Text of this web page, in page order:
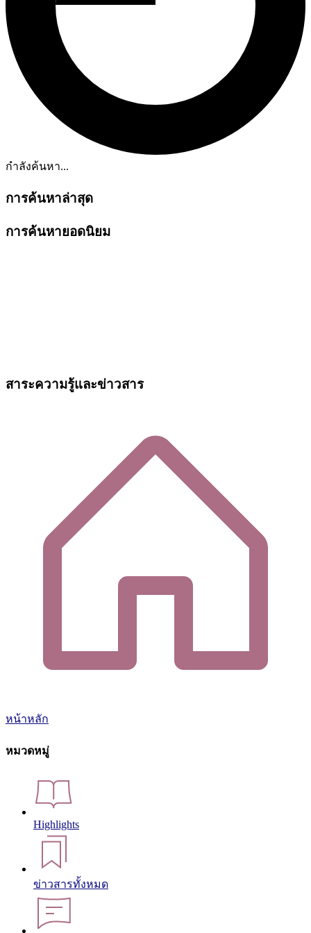
กำลังค้นหา...
การค้นหาล่าสุด
การค้นหายอดนิยม
สาระความรู้และข่าวสาร
หน้าหลัก
หมวดหมู่
Highlights
ข่าวสารทั้งหมด